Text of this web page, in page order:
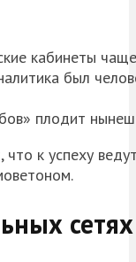
кабинеты
был
плодит
к успеху
сетях